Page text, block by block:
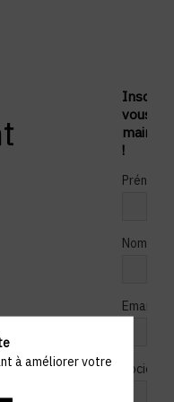
vous
!
Prénom
Nom
Email
Société
à améliorer votre